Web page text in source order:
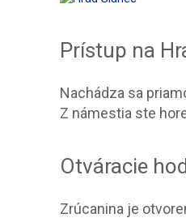
Prístup na
Nachádza sa
Z námestia ste
Otváracie
Zrúcanina je